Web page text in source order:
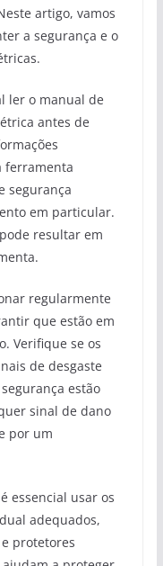
artigo, vamos
a segurança e o
ler o manual de
antes de
ferramenta
segurança
em particular.
resultar em
regularmente
que estão em
Verifique se os
de desgaste
estão
sinal de dano
por um
essencial usar os
adequados,
protetores